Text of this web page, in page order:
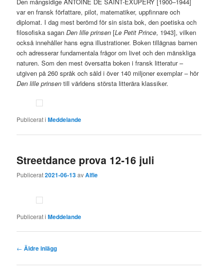
Den mångsidige ANTOINE DE SAINT-EXUPÉRY [1900–1944]
var en fransk författare, pilot, matematiker, uppfinnare och
diplomat. I dag mest berömd för sin sista bok, den poetiska och
filosofiska saganDen lille prinsen [Le Petit Prince, 1943], vilken
också innehåller hans egna illustrationer. Boken tillägnas barnen
och adresserar fundamentala frågor om livet och den mänskliga
naturen. Som den mest översatta boken i fransk litteratur –
utgiven på 260 språk och såld i över 140 miljoner exemplar – hör
Den lille prinsen till världens största litterära klassiker.
Publicerat i Meddelande
Streetdance prova 12-16 juli
Publicerat2021-06-13avAlfie
Publicerat i Meddelande
Inläggsnavigering
← Äldre inlägg